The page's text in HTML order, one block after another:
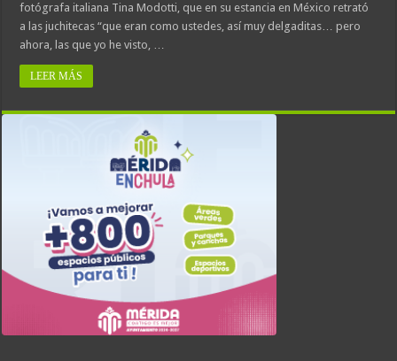
fotógrafa italiana Tina Modotti, que en su estancia en México retrató
a las juchitecas “que eran como ustedes, así muy delgaditas… pero
ahora, las que yo he visto, …
LEER MÁS